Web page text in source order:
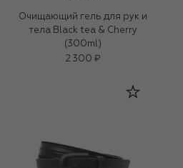
Очищающий гель для рук и
тела Black tea & Cherry
(300ml)
2 300 ₽